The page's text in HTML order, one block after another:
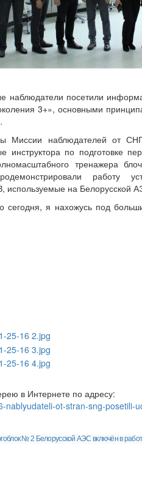
наблюдатели посетили
3+», основными
Миссии наблюдателей от
инструктора по подготовке
тренажера
работу
используемые на Белорусской
сегодня, я нахожусь под
в Интернете по адресу:
nablyudateli-ot-stran-sng-posetili-
№ 2 Белорусской АЭС включён в